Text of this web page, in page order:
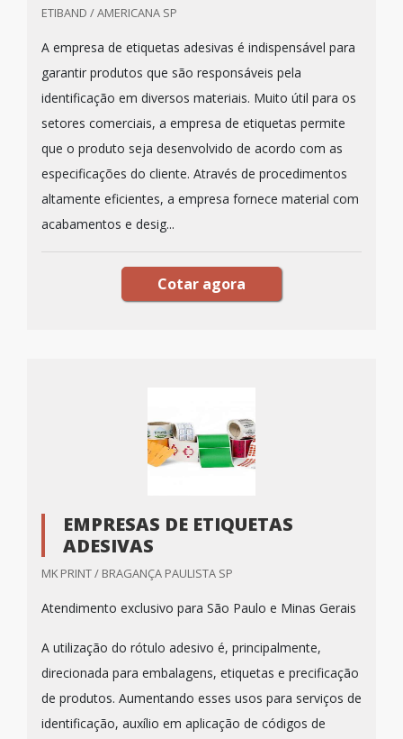
ETIBAND / AMERICANA SP
A empresa de etiquetas adesivas é indispensável para
garantir produtos que são responsáveis pela
identificação em diversos materiais. Muito útil para os
setores comerciais, a empresa de etiquetas permite
que o produto seja desenvolvido de acordo com as
especificações do cliente. Através de procedimentos
altamente eficientes, a empresa fornece material com
acabamentos e desig...
Cotar agora
EMPRESAS DE ETIQUETAS
ADESIVAS
MK PRINT / BRAGANÇA PAULISTA SP
Atendimento exclusivo para São Paulo e Minas Gerais
A utilização do rótulo adesivo é, principalmente,
direcionada para embalagens, etiquetas e precificação
de produtos. Aumentando esses usos para serviços de
identificação, auxílio em aplicação de códigos de